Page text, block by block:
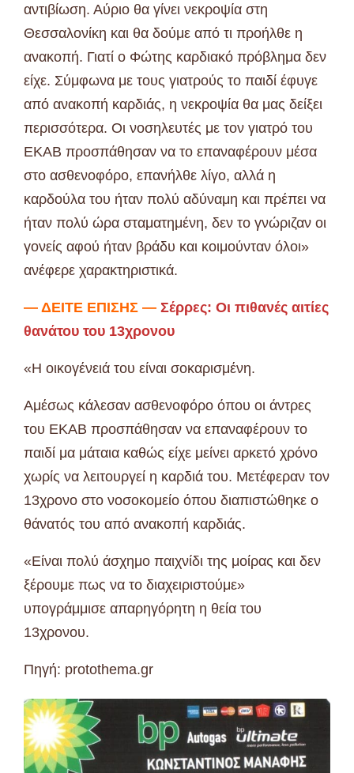
αντιβίωση. Αύριο θα γίνει νεκροψία στη
Θεσσαλονίκη και θα δούμε από τι προήλθε η
ανακοπή. Γιατί ο Φώτης καρδιακό πρόβλημα δεν
είχε. Σύμφωνα με τους γιατρούς το παιδί έφυγε
από ανακοπή καρδιάς, η νεκροψία θα μας δείξει
περισσότερα. Οι νοσηλευτές με τον γιατρό του
ΕΚΑΒ προσπάθησαν να το επαναφέρουν μέσα
στο ασθενοφόρο, επανήλθε λίγο, αλλά η
καρδούλα του ήταν πολύ αδύναμη και πρέπει να
ήταν πολύ ώρα σταματημένη, δεν το γνώριζαν οι
γονείς αφού ήταν βράδυ και κοιμούνταν όλοι»
ανέφερε χαρακτηριστικά.
— ΔΕΙΤΕ ΕΠΙΣΗΣ — Σέρρες: Οι πιθανές αιτίες
θανάτου του 13χρονου
«Η οικογένειά του είναι σοκαρισμένη.
Αμέσως κάλεσαν ασθενοφόρο όπου οι άντρες
του ΕΚΑΒ προσπάθησαν να επαναφέρουν το
παιδί μα μάταια καθώς είχε μείνει αρκετό χρόνο
χωρίς να λειτουργεί η καρδιά του. Μετέφεραν τον
13χρονο στο νοσοκομείο όπου διαπιστώθηκε ο
θάνατός του από ανακοπή καρδιάς.
«Είναι πολύ άσχημο παιχνίδι της μοίρας και δεν
ξέρουμε πως να το διαχειριστούμε»
υπογράμμισε απαρηγόρητη η θεία του
13χρονου.
Πηγή: protothema.gr